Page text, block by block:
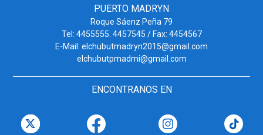
PUERTO MADRYN
Roque Sáenz Peña 79
Tel: 4455555. 4457545 / Fax: 4454567
E-Mail: elchubutmadryn2015@gmail.com
elchubutpmadmi@gmail.com
ENCONTRANOS EN